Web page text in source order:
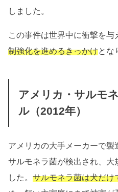
しました。
この事件は世界中に衝撃を与
制強化を進めるきっかけとな
アメリカ・サルモ
ル（2012年）
アメリカの大手メーカーで製
サルモネラ菌が検出され、大
した。サルモネラ菌は犬だけ